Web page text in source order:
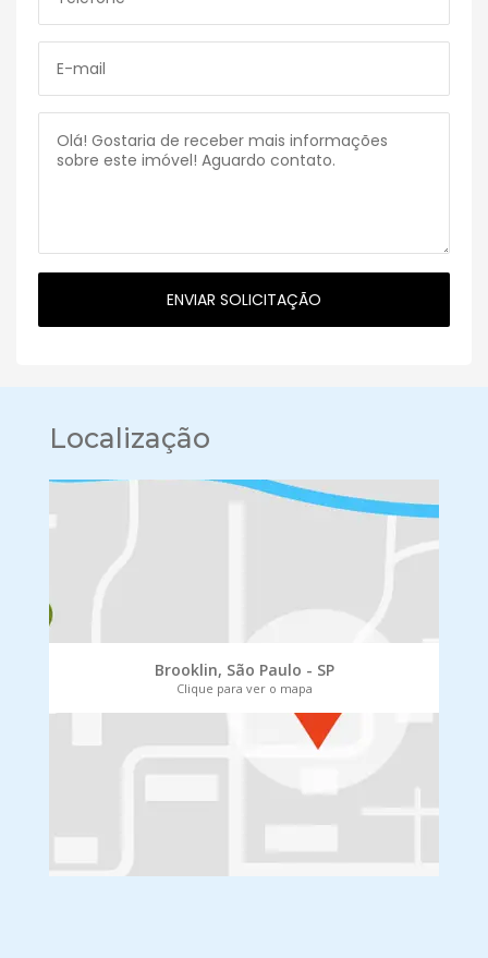
Localização
Brooklin, São Paulo - SP
Clique para ver o mapa